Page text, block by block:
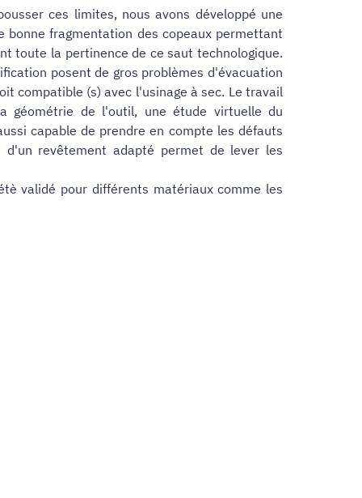
ces limites, nous avons développé une
fragmentation des copeaux permettant
toute la pertinence de ce saut technologique.
posent de gros problèmes d'évacuation
compatible (s) avec l'usinage à sec. Le travail
géométrie de l'outil, une étude virtuelle du
capable de prendre en compte les défauts
revêtement adapté permet de lever les
validé pour différents matériaux comme les